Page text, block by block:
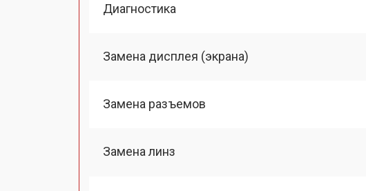
Диагностика
Замена дисплея (экрана)
Замена разъемов
Замена линз